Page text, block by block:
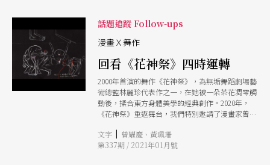
小女孩，年年號召街頭巷尾孩子向她學舞，組「巷
子劇團」導戲，讓同伴披著臭棉被，畫票售票、搭
台演戲，「我有這個魅力，很誠懇，」她笑著加重
話題追蹤 Follow-ups
漫畫Ｘ舞作
回看《花神祭》四時運轉
2000年首演的舞作《花神祭》，為無垢舞蹈劇場藝
術總監林麗珍代表作之一，在她被一朵茶花凋零觸
動後，揉合東方身體美學的經典創作。2020年，
《花神祭》重返舞台，我們特別邀請了漫畫家曾耀
帶我們重新進入《花神祭》的世界。
文字 | 曾耀慶、黃珮珊
第337期 / 2021年01月號